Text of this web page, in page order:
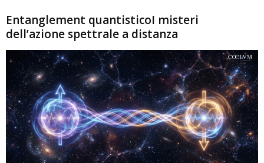
Entanglement quantisticoI misteri
dell’azione spettrale a distanza